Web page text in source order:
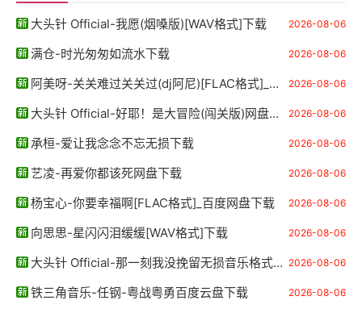
2026-08-06
大头针 Official-我愿(烟嗓版)[WAV格式]下载
2026-08-06
满仓-时光匆匆如流水下载
2026-08-06
阿美呀-关关难过关关过(dj阿尼)[FLAC格式]_百度网盘下载
2026-08-06
大头针 Official-好耶！是大冒险(闯关版)网盘下载
2026-08-06
承桓-爱让我念念不忘无损下载
2026-08-06
艺凌-再爱你都该死网盘下载
2026-08-06
杨宝心-你要幸福啊[FLAC格式]_百度网盘下载
2026-08-06
向思思-星闪闪泪缓缓[WAV格式]下载
2026-08-06
大头针 Official-那一刻我没挽留无损音乐格式FLAC-APE-WAV下载
2026-08-06
铁三角音乐-任钢-粤战粤勇百度云盘下载